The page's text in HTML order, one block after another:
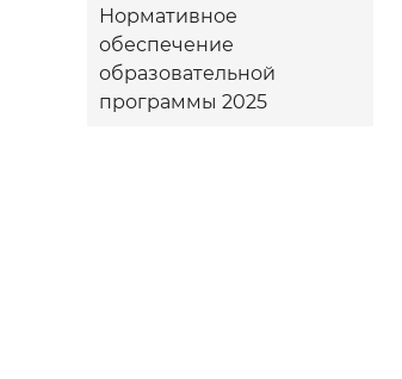
Нормативное
обеспечение
образовательной
программы 2025